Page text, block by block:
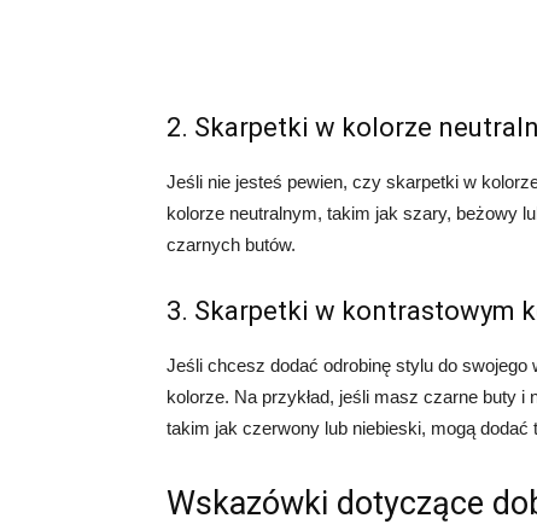
2. Skarpetki w kolorze
Jeśli nie jesteś pewien, czy skarpetki w
kolorze neutralnym, takim jak szary, beżowy
czarnych butów.
3. Skarpetki w kontrastowym
Jeśli chcesz dodać odrobinę stylu do
kolorze. Na przykład, jeśli masz czarne buty
takim jak czerwony lub niebieski, mogą dodać
Wskazówki dotyczące